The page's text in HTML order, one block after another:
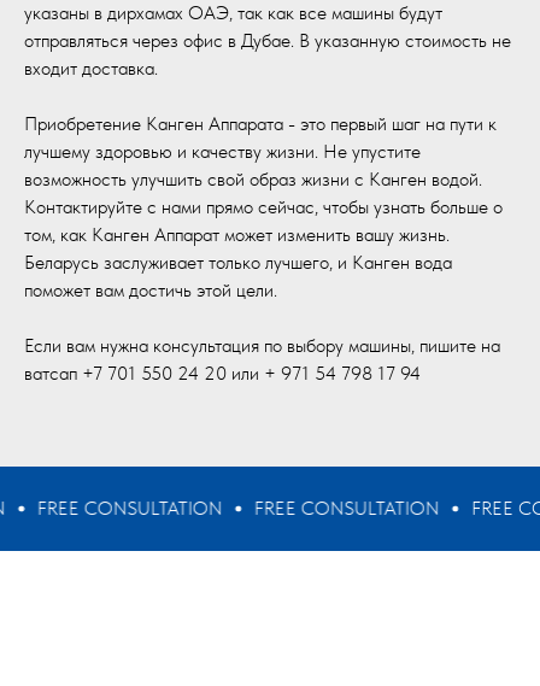
указаны в дирхамах ОАЭ, так как все машины будут
отправляться через офис в Дубае. В указанную стоимость не
входит доставка.
Приобретение Канген Аппарата - это первый шаг на пути к
лучшему здоровью и качеству жизни. Не упустите
возможность улучшить свой образ жизни с Канген водой.
Контактируйте с нами прямо сейчас, чтобы узнать больше о
том, как Канген Аппарат может изменить вашу жизнь.
Беларусь заслуживает только лучшего, и Канген вода
поможет вам достичь этой цели.
Если вам нужна консультация по выбору машины, пишите на
ватсап +7 701 550 24 20 или + 971 54 798 17 94
FREE CONSULTATION FREE CONSULTATION FREE